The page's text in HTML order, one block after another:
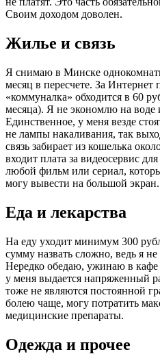
Своим доходом доволен.
Жилье и связь
Я снимаю в Минске
месяц в пересчете. За Интернет
«коммуналка» обходится в 60
месяца). Я не экономлю на воде
Единственное, у меня везде
не лампы накаливания, так
связь забирает из кошелька
входит плата за видеосервис
любой фильм или сериал,
могу вывести на большой экран.
Еда и лекарства
На еду уходит минимум 300
сумму назвать сложно, ведь я
Нередко обедаю, ужинаю в кафе
у меня выдается напряженный
тоже не являются постоянной
болею чаще, могу потратить
медицинские препараты.
Одежда и прочее